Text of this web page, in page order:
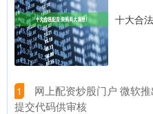
十大合
1
网上配资炒股门户 微软
提交代码供审核